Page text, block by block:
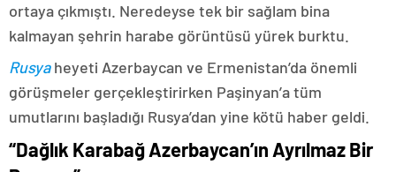
ortaya çıkmıştı. Neredeyse tek bir sağlam bina
kalmayan şehrin harabe görüntüsü yürek burktu.
Rusyaheyeti Azerbaycan ve Ermenistan’da önemli
görüşmeler gerçekleştirirken Paşinyan’a tüm
umutlarını başladığı Rusya’dan yine kötü haber geldi.
“Dağlık Karabağ Azerbaycan’ın Ayrılmaz Bir